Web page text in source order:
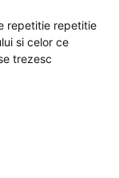
repetitie repetitie
si celor ce
trezesc